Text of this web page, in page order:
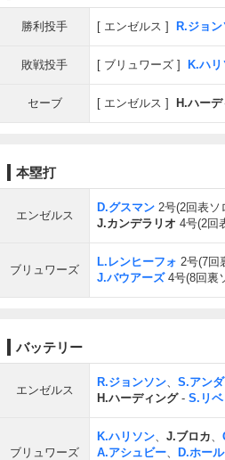
勝利投手 エンゼルス R.ジョ
敗戦投手 ブリュワーズ K.ハ
セーブ エンゼルス H.ハー
本塁打
エンゼルス
D.グスマン 2号(2回表ソ
J.カンデラリオ 4号(2回
ブリュワーズ
L.レンヒーフォ 2号(7回
J.バウアーズ4号(8回裏
バッテリー
エンゼルス
R.ジョンソン、 S.アン
H.ハーディング- S.リベ
ブリュワーズ
K.ハリソン、 J.ブロカ、
A.アシュビー、 D.ホール